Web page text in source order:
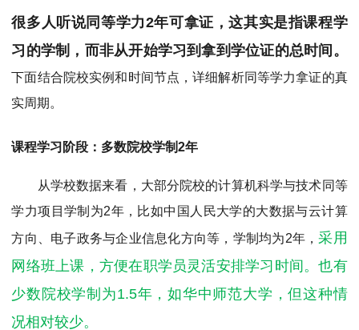
很多人听说同等学力2年可拿证，这其实是指课程学
习的学制，而非从开始学习到拿到学位证的总时间。
下面结合院校实例和时间节点，详细解析同等学力拿证的真
实周期。
课程学习阶段：多数院校学制2年
从学校数据来看，大部分院校的计算机科学与技术同等
学力项目学制为2年，比如中国人民大学的大数据与云计算
方向、电子政务与企业信息化方向等，学制均为2年，采用
网络班上课，方便在职学员灵活安排学习时间。也有
少数院校学制为1.5年，如华中师范大学，但这种情
况相对较少。